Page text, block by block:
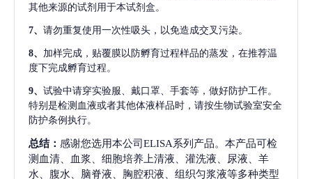
其他来源的试剂用于本试剂盒。
7、 请勿重复使用一次性吸头，以免造成交叉污染。
8、 加样完成，贴覆膜以防孵育过程样品的蒸发，在推荐温
度下完成孵育过程。
9、 试验中请穿实验服、戴口罩、手套等，做好防护工作。
特别是检测血液或者其他体液样品时，请按生物试验室安全
防护条例执行。
总结： 感谢您选用本公司ELISA系列产品。本产品可检
测血清、血浆、细胞培养上清液、灌洗液、尿液、羊
水、腹水、脑脊液、胸腔积液、组织匀浆液等多种类型